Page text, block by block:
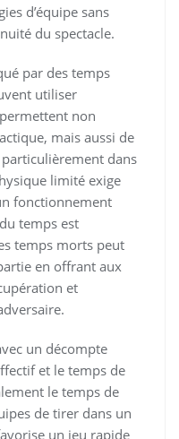
d’équipe sans
du spectacle.
par des temps
utiliser
non
mais aussi de
dans
limité exige
fonctionnement
temps est
temps morts peut
en offrant aux
et
un décompte
et le temps de
le temps de
de tirer dans un
un jeu rapide